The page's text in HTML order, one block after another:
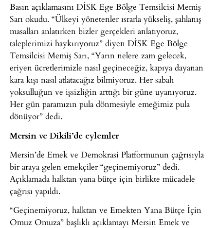
Basın açıklamasını DİSK Ege Bölge Temsilcisi Memiş
Sarı okudu. “Ülkeyi yönetenler ısrarla yükseliş, şahlanış
masalları anlatırken bizler gerçekleri anlatıyoruz,
taleplerimizi haykırıyoruz” diyen DİSK Ege Bölge
Temsilcisi Memiş Sarı, “Yarın nelere zam gelecek,
eriyen ücretlerimizle nasıl geçineceğiz, kapıya dayanan
kara kışı nasıl atlatacağız bilmiyoruz. Her sabah
yoksulluğun ve işsizliğin arttığı bir güne uyanıyoruz.
Her gün paramızın pula dönmesiyle emeğimiz pula
dönüyor” dedi.
Mersin ve Dikili’de eylemler
Mersin’de Emek ve Demokrasi Platformunun çağrısıyla
bir araya gelen emekçiler “geçinemiyoruz” dedi.
Açıklamada halktan yana bütçe için birlikte mücadele
çağrısı yapıldı.
“Geçinemiyoruz, halktan ve Emekten Yana Bütçe İçin
Omuz Omuza” başlıklı açıklamayı Mersin Emek ve